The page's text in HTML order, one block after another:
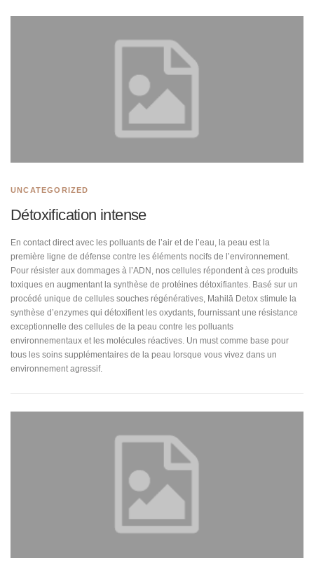
UNCATEGORIZED
Détoxification intense
En contact direct avec les polluants de l’air et de l’eau, la peau est la
première ligne de défense contre les éléments nocifs de l’environnement.
Pour résister aux dommages à l’ADN, nos cellules répondent à ces produits
toxiques en augmentant la synthèse de protéines détoxifiantes. Basé sur un
procédé unique de cellules souches régénératives, Mahilā Detox stimule la
synthèse d’enzymes qui détoxifient les oxydants, fournissant une résistance
exceptionnelle des cellules de la peau contre les polluants
environnementaux et les molécules réactives. Un must comme base pour
tous les soins supplémentaires de la peau lorsque vous vivez dans un
environnement agressif.